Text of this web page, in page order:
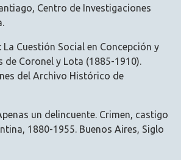
Centro de Investigaciones
La Cuestión Social en Concepción y
de Coronel y Lota (1885-1910).
del Archivo Histórico de
un delincuente. Crimen, castigo
1880-1955. Buenos Aires, Siglo